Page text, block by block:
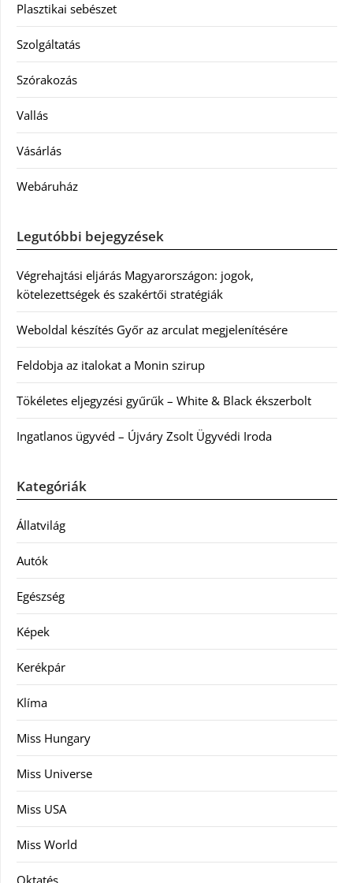
Plasztikai sebészet
Szolgáltatás
Szórakozás
Vallás
Vásárlás
Webáruház
Legutóbbi bejegyzések
Végrehajtási eljárás Magyarországon: jogok,
kötelezettségek és szakértői stratégiák
Weboldal készítés Győr az arculat megjelenítésére
Feldobja az italokat a Monin szirup
Tökéletes eljegyzési gyűrűk – White & Black ékszerbolt
Ingatlanos ügyvéd – Újváry Zsolt Ügyvédi Iroda
Kategóriák
Állatvilág
Autók
Egészség
Képek
Kerékpár
Klíma
Miss Hungary
Miss Universe
Miss USA
Miss World
Oktatés